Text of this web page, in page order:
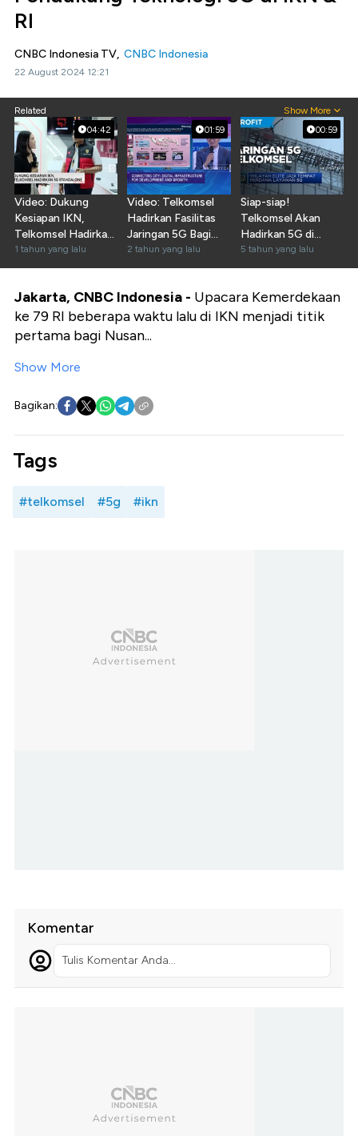
RI
CNBC Indonesia TV, CNBC Indonesia
22 August 2024 12:21
Related Show More
04:42
Video: Dukung
Kesiapan IKN,
Telkomsel Hadirkan
5G Standalone
1 tahun yang lalu
01:59
Video: Telkomsel
Hadirkan Fasilitas
Jaringan 5G Bagi
Nelayan
2 tahun yang lalu
00:59
Siap-siap!
Telkomsel Akan
Hadirkan 5G di
Jakarta
5 tahun yang lalu
Jakarta, CNBC Indonesia - Upacara Kemerdekaan
ke 79 RI beberapa waktu lalu di IKN menjadi titik
pertama bagi Nusan...
Show More
Bagikan:
Tags
#telkomsel #5g #ikn
Komentar
Tulis Komentar Anda...